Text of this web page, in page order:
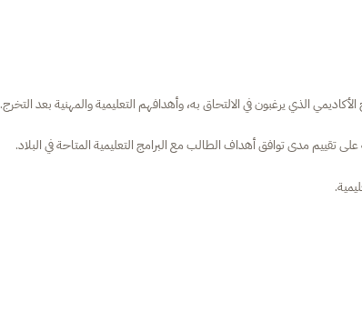
الذي يرغبون في الالتحاق به، وأهدافهم التعليمية والمهنية بعد التخرج.
مدى توافق أهداف الطالب مع البرامج التعليمية المتاحة في البلاد.